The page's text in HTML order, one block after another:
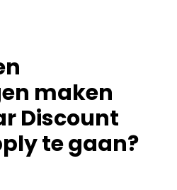
maken
Discount
te gaan?